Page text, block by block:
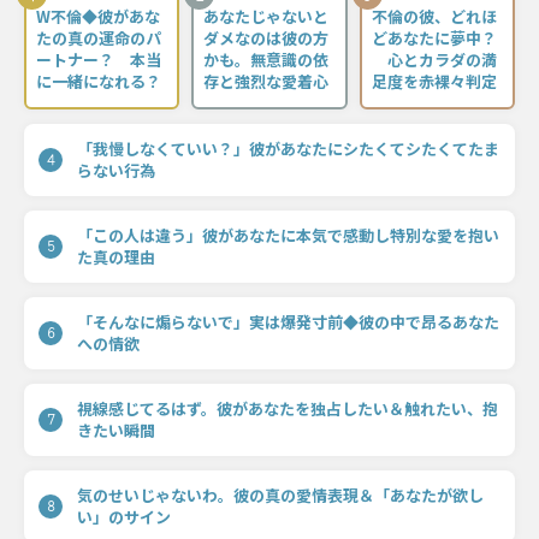
W不倫◆彼があな
たの真の運命のパ
ートナー？ 本当
に一緒になれる？
あなたじゃないと
ダメなのは彼の方
かも。無意識の依
存と強烈な愛着心
不倫の彼、どれほ
どあなたに夢中？
心とカラダの満
足度を赤裸々判定
4
「我慢しなくていい？」彼があなたにシたくてシたくてたま
らない行為
5
「この人は違う」彼があなたに本気で感動し特別な愛を抱い
た真の理由
6
「そんなに煽らないで」実は爆発寸前◆彼の中で昂るあなた
への情欲
7
視線感じてるはず。彼があなたを独占したい＆触れたい、抱
きたい瞬間
8
気のせいじゃないわ。彼の真の愛情表現＆「あなたが欲し
い」のサイン